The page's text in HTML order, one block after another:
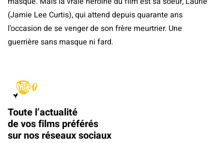
(Jamie Lee Curtis), qui attend depuis quarante ans
l’occasion de se venger de son frère meurtrier. Une
guerrière sans masque ni fard.
Toute l’actualité
de vos films préférés
sur nos réseaux sociaux